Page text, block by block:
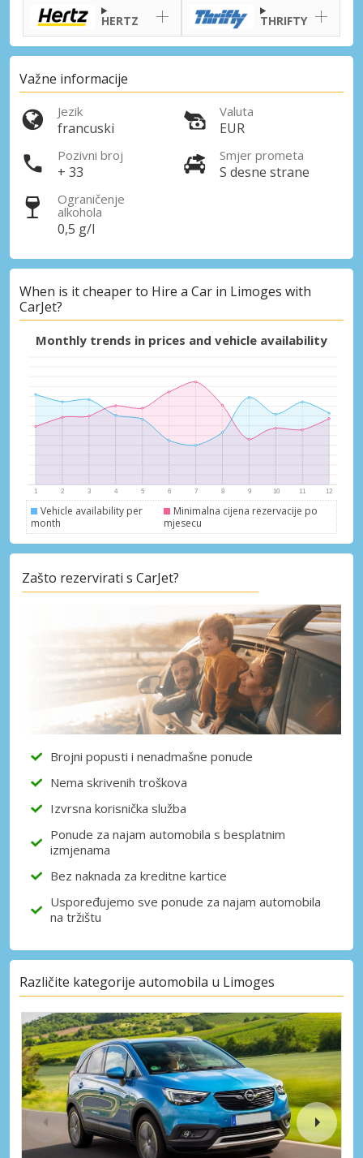
Posebni popusti
Prijava putem eLinka
HERTZ THRIFTY
Važne informacije
Jezik
francuski
Valuta
EUR
Pozivni broj
+ 33
Smjer prometa
S desne strane
Ograničenje
alkohola
0,5 g/l
When is it cheaper to Hire a Car in Limoges with
CarJet?
Monthly trends in prices and vehicle availability
Vehicle availability per
month
Minimalna cijena rezervacije po
mjesecu
Zašto rezervirati s CarJet?
Brojni popusti i nenadmašne ponude
Nema skrivenih troškova
Izvrsna korisnička služba
Ponude za najam automobila s besplatnim
izmjenama
Bez naknada za kreditne kartice
Uspoređujemo sve ponude za najam automobila
na tržištu
Različite kategorije automobila u Limoges